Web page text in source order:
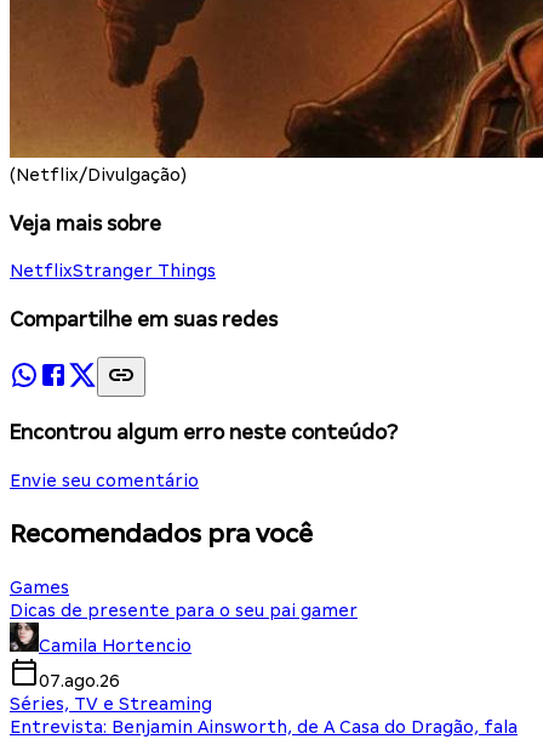
(Netflix/Divulgação)
Veja mais sobre
NetflixStranger Things
Compartilhe em suas redes
Encontrou algum erro neste conteúdo?
Envie seu comentário
Recomendados pra você
Games
Dicas de presente para o seu pai gamer
Camila Hortencio
07.ago.26
Séries, TV e Streaming
Entrevista: Benjamin Ainsworth, de A Casa do Dragão, fala